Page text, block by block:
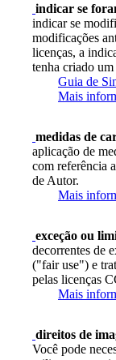
indicar se
indicar se
modificações
licenças, a
tenha criado
Guia de
Mais
medidas de
aplicação de
com referência
de Autor.
Mais
exceção ou
decorrentes de
("fair use") e
pelas licenças
Mais
direitos de
Você pode